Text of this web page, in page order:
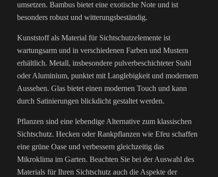
umsetzen. Bambus bietet eine exotische Note und ist
besonders robust und witterungsbeständig.
Kunststoff als Material für Sichtschutzelemente ist
wartungsarm und in verschiedenen Farben und Mustern
erhältlich. Metall, insbesondere pulverbeschichteter Stahl
oder Aluminium, punktet mit Langlebigkeit und modernem
Aussehen. Glas bietet einen modernen Touch und kann
durch Satinierungen blickdicht gestaltet werden.
Pflanzen sind eine lebendige Alternative zum klassischen
Sichtschutz. Hecken oder Rankpflanzen wie Efeu schaffen
eine grüne Oase und verbessern gleichzeitig das
Mikroklima im Garten. Beachten Sie bei der Auswahl des
Materials für Ihren Sichtschutz auch die Aspekte der